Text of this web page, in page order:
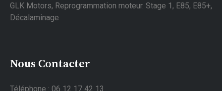
GLK Motors, Reprogrammation moteur. Stage 1, E85, E85+,
Décalaminage
Nous Contacter
Téléphone : 06 12 17 42 13